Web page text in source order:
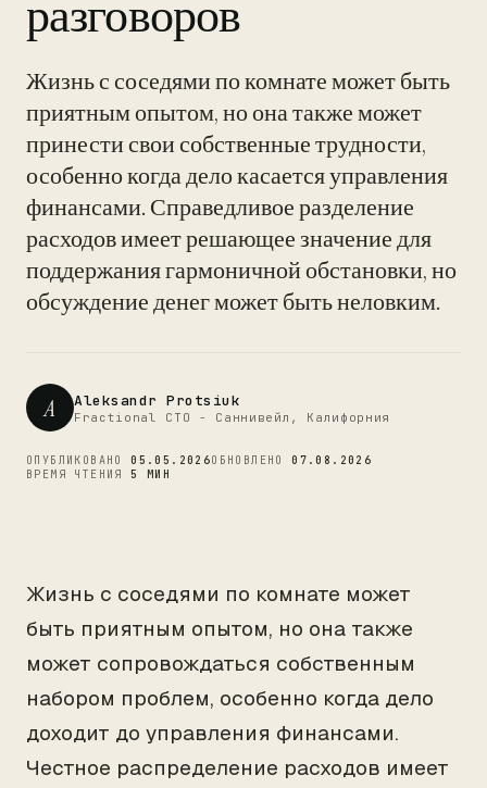
разговоров
Жизнь с соседями по комнате может быть
приятным опытом, но она также может
принести свои собственные трудности,
особенно когда дело касается управления
финансами. Справедливое разделение
расходов имеет решающее значение для
поддержания гармоничной обстановки, но
обсуждение денег может быть неловким.
A Aleksandr Protsiuk
Fractional CTO - Саннивейл, Калифорния
ОПУБЛИКОВАНО05.05.2026ОБНОВЛЕНО07.08.2026
ВРЕМЯ ЧТЕНИЯ5 МИН
Жизнь с соседями по комнате может
быть приятным опытом, но она также
может сопровождаться собственным
набором проблем, особенно когда дело
доходит до управления финансами.
Честное распределение расходов имеет